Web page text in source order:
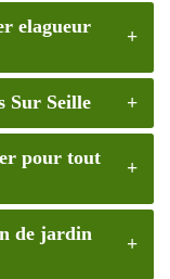
elagueur
Sur Seille
pour tout
de jardin